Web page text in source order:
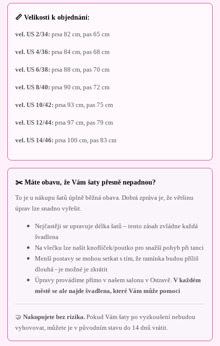
📏 Velikosti k objednání:
vel. US 2/34: prsa 82 cm, pas 65 cm
vel. US 4/36: prsa 84 cm, pas 68 cm
vel. US 6/38: prsa 88 cm, pas 70 cm
vel. US 8/40: prsa 90 cm, pas 72 cm
vel. US 10/42: prsa 93 cm, pas 75 cm
vel. US 12/44: prsa 97 cm, pas 79 cm
vel. US 14/46: prsa 100 cm, pas 83 cm
✂️ Máte obavu, že Vám šaty přesně nepadnou?
To je u nákupu šatů úplně běžná obava. Dobrá zpráva je, že většinu
úprav lze snadno vyřešit.
Nejčastěji se upravuje délka šatů – tento zásah zvládne každá
švadlena
Na vlečku lze našít knoflíček/poutko pro snažší pohyb při tanci
Menší postavy se mohou setkat s tím, že ramínka budou příliš
dlouhá - je možné je zkrátit
Úpravy provádíme přímo v našem salonu v Ostravě. V každém
městě se ale najde švadlena, které Vám může pomoci
🤝 Nakupujete bez rizika. Pokud Vám šaty po vyzkoušení nebudou
vyhovovat, můžete je v původním stavu do 14 dnů vrátit.